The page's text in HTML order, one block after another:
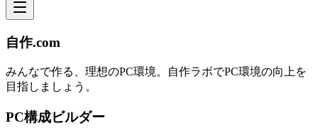
自作.com
みんなで作る、理想のPC環境。 自作ラボでPC環境の向上を
目指しましょう。
PC構成ビルダー